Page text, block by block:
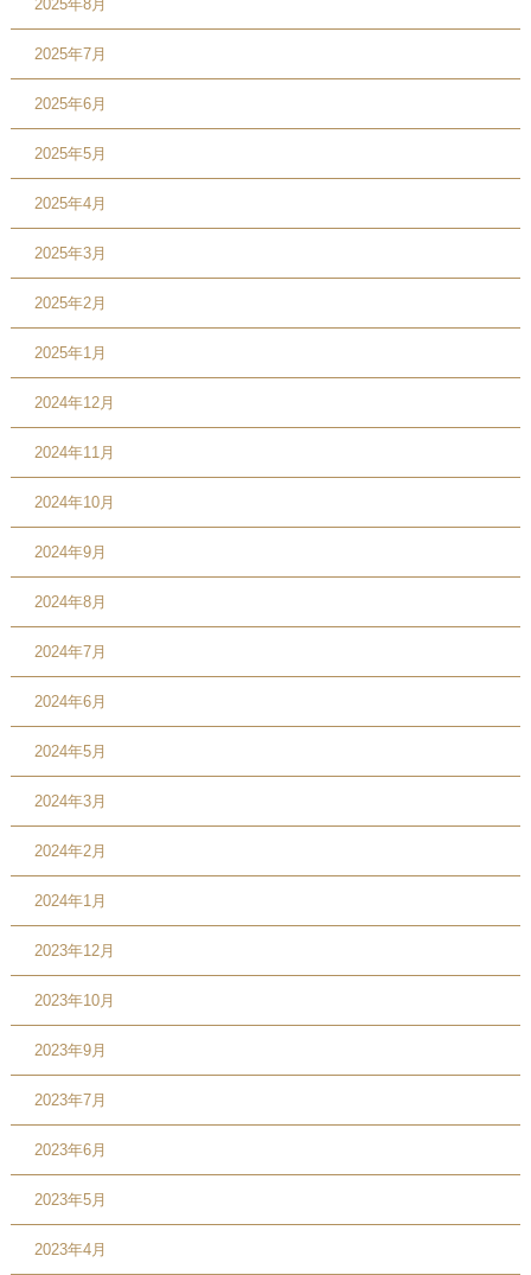
2025年8月
2025年7月
2025年6月
2025年5月
2025年4月
2025年3月
2025年2月
2025年1月
2024年12月
2024年11月
2024年10月
2024年9月
2024年8月
2024年7月
2024年6月
2024年5月
2024年3月
2024年2月
2024年1月
2023年12月
2023年10月
2023年9月
2023年7月
2023年6月
2023年5月
2023年4月